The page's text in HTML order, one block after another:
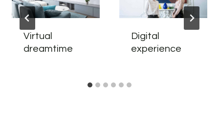
Virtual
dreamtime
Digital
experience